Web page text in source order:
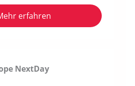
erfahren
NextDay